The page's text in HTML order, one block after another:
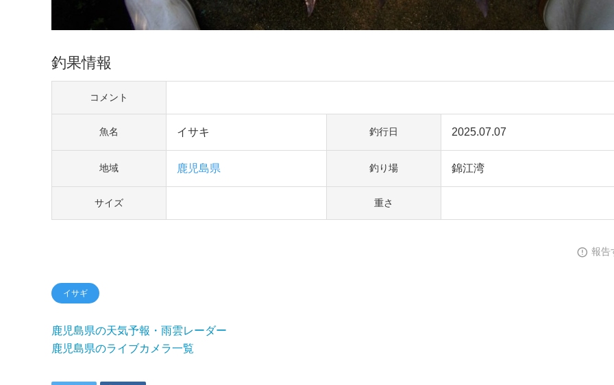
釣果情報
コメント
魚名 イサキ 釣行日 2025.07.07
地域 鹿児島県 釣り場 錦江湾
サイズ 重さ
報告
イサギ
鹿児島県の天気予報・雨雲レーダー
鹿児島県のライブカメラ一覧